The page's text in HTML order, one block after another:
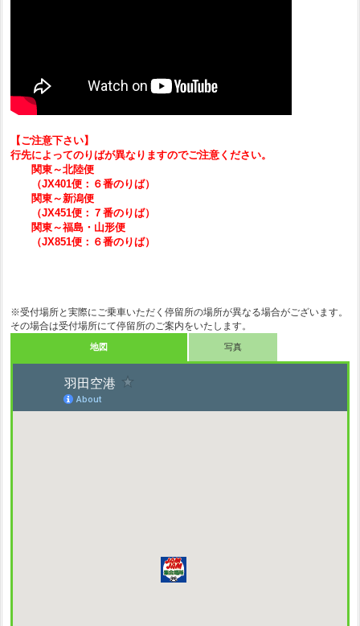
【ご注意下さい】
行先によってのりばが異なりますのでご注意ください。
関東～北陸便
（JX401便：６番のりば）
関東～新潟便
（JX451便：７番のりば）
関東～福島・山形便
（JX851便：６番のりば）
※受付場所と実際にご乗車いただく停留所の場所が異なる場合がございます。
その場合は受付場所にて停留所のご案内をいたします。
地図 写真